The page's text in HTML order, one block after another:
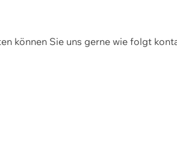
können Sie uns gerne wie folgt